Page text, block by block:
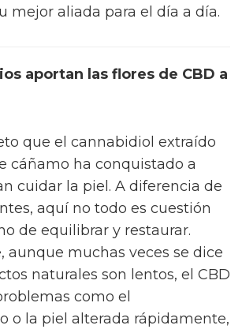
mejor aliada para el día a día.
aportan las flores de CBD a
que el cannabidiol extraído
cáñamo ha conquistado a
cuidar la piel. A diferencia de
aquí no todo es cuestión
de equilibrar y restaurar.
aunque muchas veces se dice
naturales son lentos, el CBD
como el
o la piel alterada rápidamente,